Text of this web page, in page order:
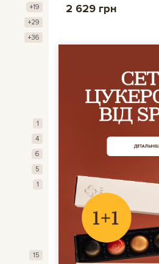
+19
+29
+36
1
4
6
5
1
15
2 629 грн